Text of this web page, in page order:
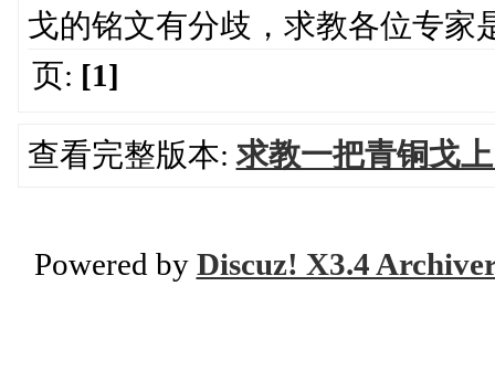
戈的铭文有分歧，求教各位专家
页: [1]
查看完整版本:求教一把青铜戈
Powered by Discuz! X3.4